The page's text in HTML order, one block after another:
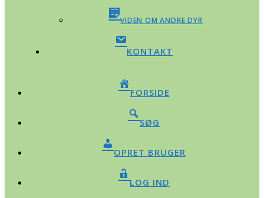
VIDEN OM ANDRE DYR
KONTAKT
FORSIDE
SØG
OPRET BRUGER
LOG IND